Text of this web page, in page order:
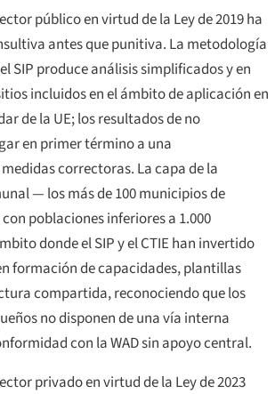
público en virtud de la Ley de 2019 ha
antes que punitiva. La metodología
SIP produce análisis simplificados y en
incluidos en el ámbito de aplicación en
de la UE; los resultados de no
en primer término a una
correctoras. La capa de la
— los más de 100 municipios de
poblaciones inferiores a 1.000
donde el SIP y el CTIE han invertido
formación de capacidades, plantillas
compartida, reconociendo que los
no disponen de una vía interna
con la WAD sin apoyo central.
privado en virtud de la Ley de 2023